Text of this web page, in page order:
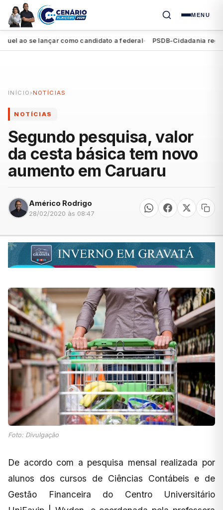
MENU
ao se lançar como candidato a federal● PSDB-Cidadania
INÍCIO › NOTÍCIAS
NOTÍCIAS
Segundo pesquisa, valor
da cesta básica tem novo
aumento em Caruaru
Américo Rodrigo
28/02/2020 às 08:47
Foto: Divulgação
De acordo com a pesquisa mensal realizada por
alunos dos cursos de Ciências Contábeis e de
Gestão Financeira do Centro Universitário